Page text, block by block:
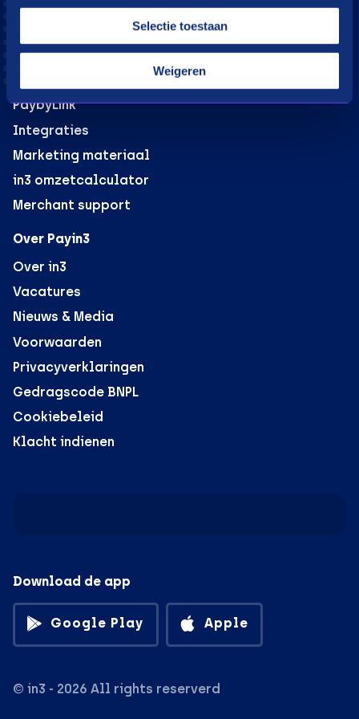
Selectie toestaan
Weigeren
in3 voor webshops
B2B verkoop voor webshops
PaybyLink
Integraties
Marketing materiaal
in3 omzetcalculator
Merchant support
Over Payin3
Over in3
Vacatures
Nieuws & Media
Voorwaarden
Privacyverklaringen
Gedragscode BNPL
Cookiebeleid
Klacht indienen
Download de app
Google Play Apple
© in3 - 2026 All rights reserverd